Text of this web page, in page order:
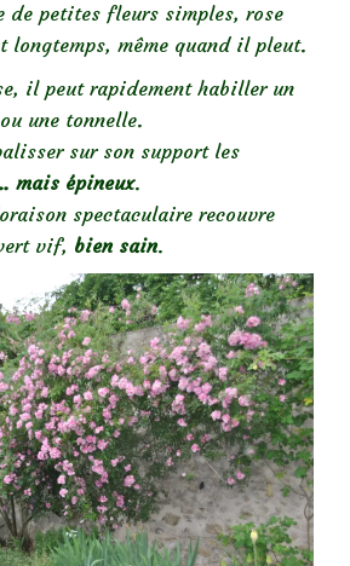
de petites fleurs simples, rose
même quand il pleut.
il peut rapidement habiller un
une tonnelle.
sur son support les
mais épineux.
spectaculaire recouvre
vif, bien sain.